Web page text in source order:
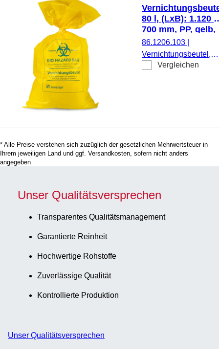
80 l, (LxB): 1.120 x
700 mm, PP, gelb,
mit Druck
Biohazard
86.1206.103
Vernichtungsbeutel,
Füllvolumen: 80 l,
Etikett/Druck: blau, 50
Vergleichen
* Alle Preise verstehen sich zuzüglich der gesetzlichen Mehrwertsteuer in
Ihrem jeweiligen Land und ggf. Versandkosten, sofern nicht anders
angegeben
Unser Qualitätsversprechen
Transparentes Qualitätsmanagement
Garantierte Reinheit
Hochwertige Rohstoffe
Zuverlässige Qualität
Kontrollierte Produktion
Unser Qualitätsversprechen